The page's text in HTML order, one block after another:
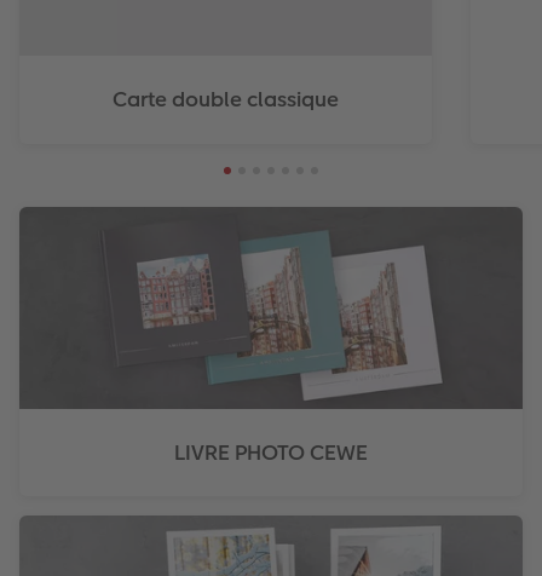
Carte double classique
LIVRE PHOTO CEWE